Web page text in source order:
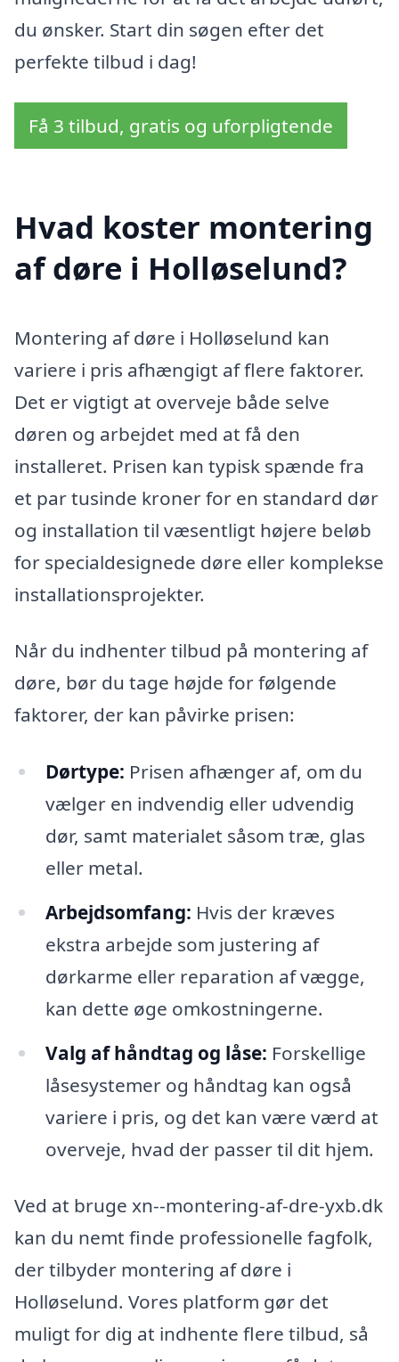
du ønsker. Start din søgen efter det
perfekte tilbud i dag!
Få 3 tilbud, gratis og uforpligtende
Hvad koster montering
af døre i Holløselund?
Montering af døre i Holløselund kan
variere i pris afhængigt af flere faktorer.
Det er vigtigt at overveje både selve
døren og arbejdet med at få den
installeret. Prisen kan typisk spænde fra
et par tusinde kroner for en standard dør
og installation til væsentligt højere beløb
for specialdesignede døre eller komplekse
installationsprojekter.
Når du indhenter tilbud på montering af
døre, bør du tage højde for følgende
faktorer, der kan påvirke prisen:
Dørtype: Prisen afhænger af, om du
vælger en indvendig eller udvendig
dør, samt materialet såsom træ, glas
eller metal.
Arbejdsomfang: Hvis der kræves
ekstra arbejde som justering af
dørkarme eller reparation af vægge,
kan dette øge omkostningerne.
Valg af håndtag og låse: Forskellige
låsesystemer og håndtag kan også
variere i pris, og det kan være værd at
overveje, hvad der passer til dit hjem.
Ved at bruge xn--montering-af-dre-yxb.dk
kan du nemt finde professionelle fagfolk,
der tilbyder montering af døre i
Holløselund. Vores platform gør det
muligt for dig at indhente flere tilbud, så